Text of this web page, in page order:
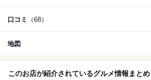
口コミ （68）
地図
このお店が紹介されているグルメ情報まとめ